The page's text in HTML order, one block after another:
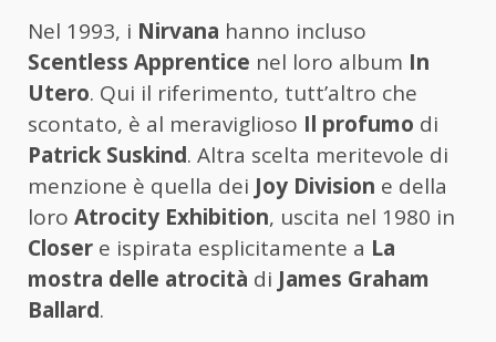
Nel 1993, i Nirvana hanno incluso
Scentless Apprentice nel loro album In
Utero. Qui il riferimento, tutt’altro che
scontato, è al meraviglioso Il profumo di
Patrick Suskind. Altra scelta meritevole di
menzione è quella dei Joy Division e della
loro Atrocity Exhibition, uscita nel 1980 in
Closer e ispirata esplicitamente a La
mostra delle atrocità di James Graham
Ballard.